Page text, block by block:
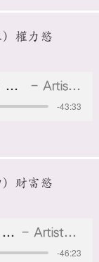
權力慾
20190330 權力慾.mp3 Artist Name
-43:33
財富慾
20190511 財富慾 Artist Name
-46:23